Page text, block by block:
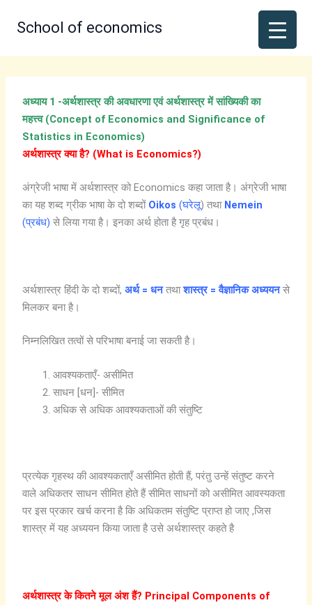
School of economics
अध्याय 1 -अर्थशास्त्र की अवधारणा एवं अर्थशास्त्र में सांख्यिकी का
महत्त्व (Concept of Economics and Significance of
Statistics in Economics)
अर्थशास्त्र क्या है? (What is Economics?)
अंग्रेजी भाषा में अर्थशास्त्र को Economics कहा जाता है। अंग्रेजी भाषा
का यह शब्द ग्रीक भाषा के दो शब्दों Oikos (घरेलू) तथा Nemein
(प्रबंध) से लिया गया है। इनका अर्थ होता है गृह प्रबंध।
अर्थशास्त्र हिंदी के दो शब्दों, अर्थ = धनतथाशास्त्र = वैज्ञानिक अध्ययनसे
मिलकर बना है।
निम्नलिखित तत्वों से परिभाषा बनाई जा सकती है।
आवश्यकताएँ- असीमित
साधन [धन]- सीमित
अधिक से अधिक आवश्यकताओं की संतुष्टि
प्रत्येक गृहस्थ की आवश्यकताएँ असीमित होती हैं, परंतु उन्हें संतुष्ट करने
वाले अधिकतर साधन सीमित होते हैं सीमित साधनों को असीमित आवस्यकता
पर इस प्रकार खर्च करना है कि अधिकतम संतुष्टि प्राप्त हो जाए ,जिस
शास्त्र में यह अध्ययन किया जाता है उसे अर्थशास्त्र कहते है
अर्थशास्त्र के कितने मूल अंश हैं? Principal Components of